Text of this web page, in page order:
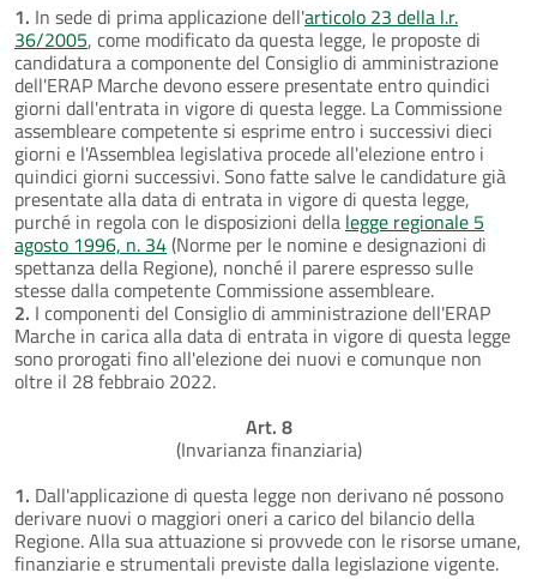
1. In sede di prima applicazione dell'articolo 23 della l.r.
36/2005, come modificato da questa legge, le proposte di
candidatura a componente del Consiglio di amministrazione
dell'ERAP Marche devono essere presentate entro quindici
giorni dall'entrata in vigore di questa legge. La Commissione
assembleare competente si esprime entro i successivi dieci
giorni e l'Assemblea legislativa procede all'elezione entro i
quindici giorni successivi. Sono fatte salve le candidature già
presentate alla data di entrata in vigore di questa legge,
purché in regola con le disposizioni della legge regionale 5
agosto 1996, n. 34(Norme per le nomine e designazioni di
spettanza della Regione), nonché il parere espresso sulle
stesse dalla competente Commissione assembleare.
2. I componenti del Consiglio di amministrazione dell'ERAP
Marche in carica alla data di entrata in vigore di questa legge
sono prorogati fino all'elezione dei nuovi e comunque non
oltre il 28 febbraio 2022.
Art. 8
(Invarianza finanziaria)
1. Dall'applicazione di questa legge non derivano né possono
derivare nuovi o maggiori oneri a carico del bilancio della
Regione. Alla sua attuazione si provvede con le risorse umane,
finanziarie e strumentali previste dalla legislazione vigente.